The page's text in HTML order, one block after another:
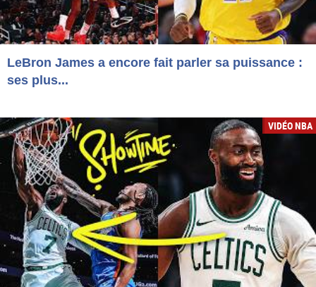
LeBron James a encore fait parler sa puissance :
ses plus...
VIDÉO NBA